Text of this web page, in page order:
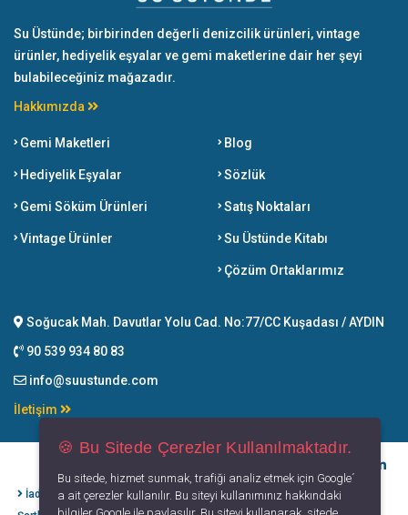
Su Üstünde; birbirinden değerli denizcilik ürünleri, vintage
ürünler, hediyelik eşyalar ve gemi maketlerine dair her şeyi
bulabileceğiniz mağazadır.
Hakkımızda
Gemi Maketleri
Hediyelik Eşyalar
Gemi Söküm Ürünleri
Vintage Ürünler
Blog
Sözlük
Satış Noktaları
Su Üstünde Kitabı
Çözüm Ortaklarımız
Soğucak Mah. Davutlar Yolu Cad. No:77/CC Kuşadası / AYDIN
90 539 934 80 83
info@suustunde.com
İletişim
İade İptal
Kişisel Verilerin
Gizlilik
Kullanım
🍪 Bu Sitede Çerezler Kullanılmaktadır.
Bu sitede, hizmet sunmak, trafiği analiz etmek için Google´
a ait çerezler kullanılır. Bu siteyi kullanımınız hakkındaki